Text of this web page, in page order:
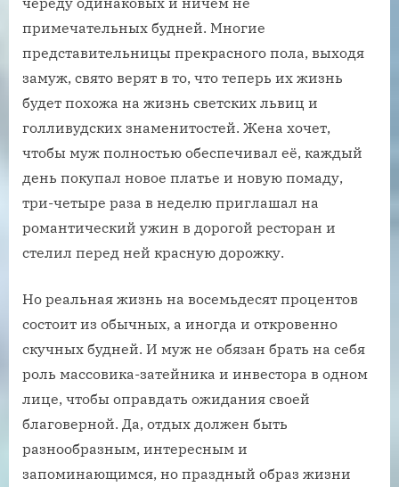
примечательных будней. Многие
представительницы прекрасного пола, выходя
замуж, свято верят в то, что теперь их жизнь
будет похожа на жизнь светских львиц и
голливудских знаменитостей. Жена хочет,
чтобы муж полностью обеспечивал её, каждый
день покупал новое платье и новую помаду,
три-четыре раза в неделю приглашал на
романтический ужин в дорогой ресторан и
стелил перед ней красную дорожку.
Но реальная жизнь на восемьдесят процентов
состоит из обычных, а иногда и откровенно
скучных будней. И муж не обязан брать на себя
роль массовика-затейника и инвестора в одном
лице, чтобы оправдать ожидания своей
благоверной. Да, отдых должен быть
разнообразным, интересным и
запоминающимся, но праздный образ жизни